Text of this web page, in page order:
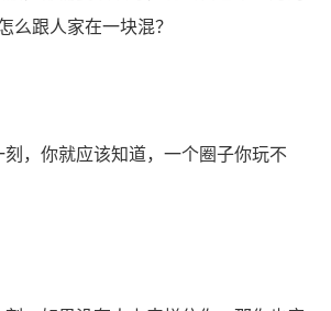
么跟人家在一块混？
，你就应该知道，一个圈子你玩不